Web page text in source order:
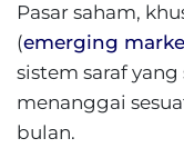
Pasar saham,
(emerging
sistem saraf
menanggai
bulan.